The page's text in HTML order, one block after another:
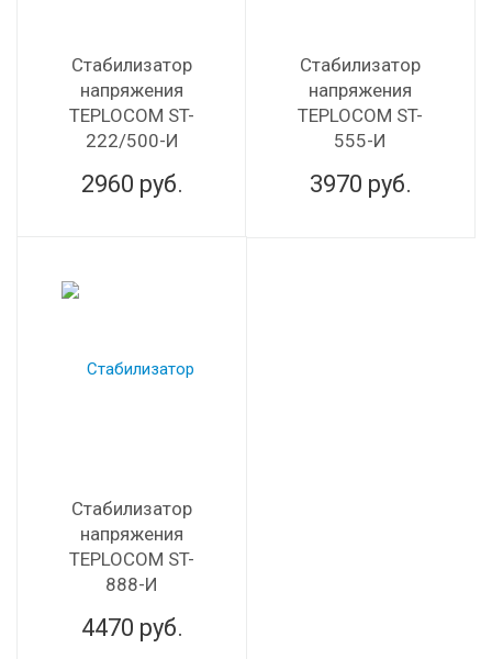
Стабилизатор
напряжения
TEPLOCOM ST-
222/500-И
2960 руб.
Стабилизатор
напряжения
TEPLOCOM ST-
555-И
3970 руб.
Стабилизатор
напряжения
TEPLOCOM ST-
888-И
4470 руб.